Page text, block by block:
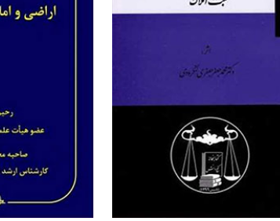
مشاهده